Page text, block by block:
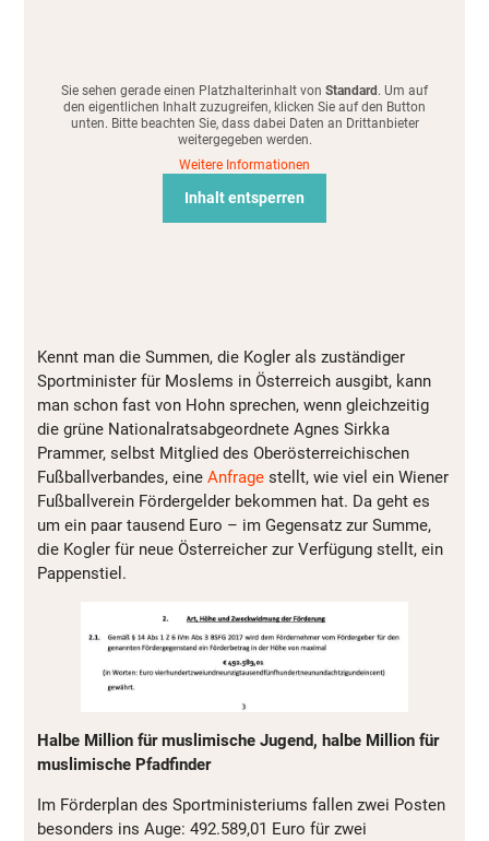
Sie sehen gerade einen Platzhalterinhalt von Standard . Um auf
den eigentlichen Inhalt zuzugreifen, klicken Sie auf den Button
unten. Bitte beachten Sie, dass dabei Daten an Drittanbieter
weitergegeben werden.
Weitere Informationen
Inhalt entsperren
Kennt man die Summen, die Kogler als zuständiger
Sportminister für Moslems in Österreich ausgibt, kann
man schon fast von Hohn sprechen, wenn gleichzeitig
die grüne Nationalratsabgeordnete Agnes Sirkka
Prammer, selbst Mitglied des Oberösterreichischen
Fußballverbandes, eine Anfrage stellt, wie viel ein Wiener
Fußballverein Fördergelder bekommen hat. Da geht es
um ein paar tausend Euro – im Gegensatz zur Summe,
die Kogler für neue Österreicher zur Verfügung stellt, ein
Pappenstiel.
Halbe Million für muslimische Jugend, halbe Million für
muslimische Pfadfinder
Im Förderplan des Sportministeriums fallen zwei Posten
besonders ins Auge: 492.589,01 Euro für zwei